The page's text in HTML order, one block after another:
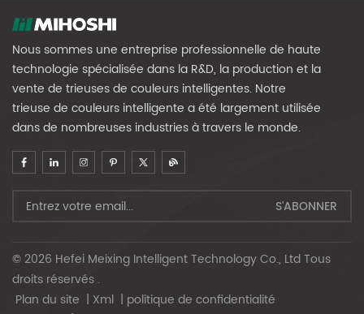
Nous sommes une entreprise professionnelle de haute
technologie spécialisée dans la R&D, la production et la
vente de trieuses de couleurs intelligentes. Notre
trieuse de couleurs intelligente a été largement utilisée
dans de nombreuses industries à travers le monde.
© 2026 Hefei Meixing Intelligent Technology Co., Ltd Tous
droits réservés .
Plan du site | Xml | politique de confidentialité